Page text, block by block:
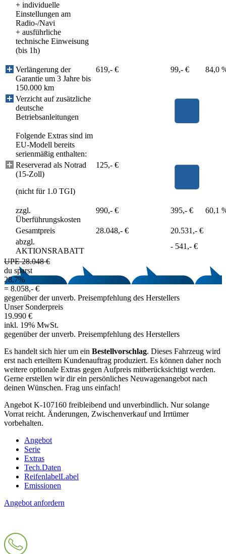
+ individuelle
Einstellungen am
Radio-/Navi
+ ausführliche
technische Einweisung
(bis 1h)
Verlängerung der
Garantie um 3 Jahre bis
150.000 km
619,- € 99,- € 84,0
Verzicht auf zusätzliche
deutsche
Betriebsanleitungen
Folgende Extras sind im
EU-Modell bereits
serienmäßig enthalten:
Reserverad als Notrad
(15-Zoll)
(nicht für 1.0 TGI)
125,- €
zzgl.
Überführungskosten
990,- € 395,- € 60,1
Gesamtpreis 28.048,- €
20.531,- €
abzgl.
AKTIONSRABATT
- 541,- €
UPE 28.048 €
du sparst
28,7%
= 8.058,- €
gegenüber der unverb. Preisempfehlung des Herstellers
Unser Sonderpreis
19.990 €
inkl. 19% MwSt.
gegenüber der unverb. Preisempfehlung des Herstellers
Es handelt sich hier um ein Bestellvorschlag. Dieses Fahrzeug wird
erst nach erteiltem Kundenauftrag produziert. Es können daher noch
weitere optionale Extras gegen Aufpreis mitberücksichtigt werden.
Gerne erstellen wir dir ein persönliches Neuwagenangebot nach
deinen Wünschen. Frag uns einfach!
Angebot K-107160 freibleibend und unverbindlich. Nur solange
Vorrat reicht. Änderungen, Zwischenverkauf und Irrtümer
vorbehalten.
Angebot
Serie
Extras
Tech.Daten
ReifenlabelLabel
Emissionen
Angebot anfordern